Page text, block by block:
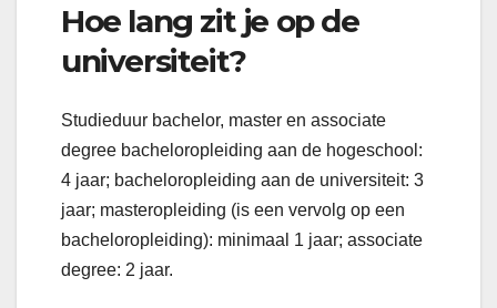
Hoe lang zit je op de
universiteit?
Studieduur bachelor, master en associate
degree bacheloropleiding aan de hogeschool:
4 jaar; bacheloropleiding aan de universiteit: 3
jaar; masteropleiding (is een vervolg op een
bacheloropleiding): minimaal 1 jaar; associate
degree: 2 jaar.